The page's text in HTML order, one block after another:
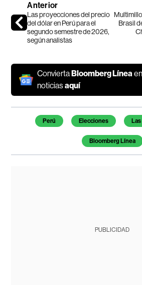
Anterior
Las proyecciones del precio
del dólar en Perú para el
segundo semestre de 2026,
según analistas
Brasil
ConviertaBloomberg Línea
noticiasaquí
Temas de este artículo
Perú Elecciones
Bloomberg Línea
PUBLICIDAD